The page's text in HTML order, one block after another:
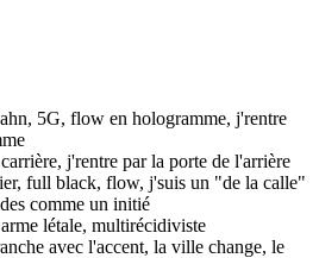
5G, flow en hologramme, j'rentre
j'rentre par la porte de l'arrière
full black, flow, j'suis un "de la calle"
comme un initié
létale, multirécidiviste
avec l'accent, la ville change, le